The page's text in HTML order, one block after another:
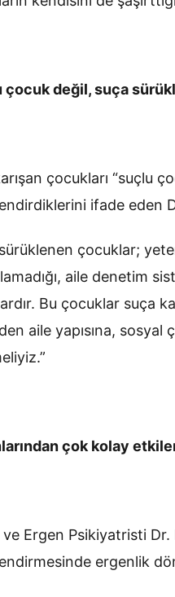
çocuk değil, suça
çocukları “suçlu
ifade eden
çocuklar;
aile denetim
Bu çocuklar suça
aile yapısına,
çok kolay
Ergen Psikiyatristi Dr.
ergenlik